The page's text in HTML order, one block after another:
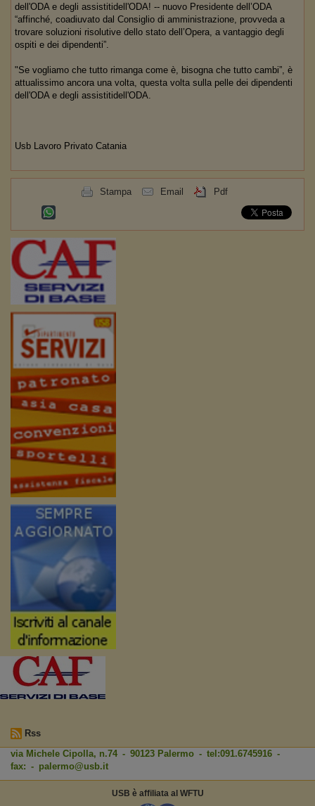
dell'ODA e degli assistitidell'ODA! -- nuovo Presidente dell’ODA
“affinché, coadiuvato dal Consiglio di amministrazione, provveda a
trovare soluzioni risolutive dello stato dell’Opera, a vantaggio degli
ospiti e dei dipendenti”.
"Se vogliamo che tutto rimanga come è, bisogna che tutto cambi”, è
attualissimo ancora una volta, questa volta sulla pelle dei dipendenti
dell'ODA e degli assistitidell'ODA.
Usb Lavoro Privato Catania
Stampa Email Pdf
Rss
via Michele Cipolla, n.74 - 90123 Palermo - tel:091.6745916 -
fax: - palermo@usb.it
USB è affiliata al WFTU